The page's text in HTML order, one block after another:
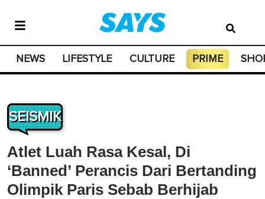
NEWS LIFESTYLE CULTURE PRIME
SEISMIK
Atlet Luah Rasa Kesal, Di
‘Banned’ Perancis Dari Bertanding
Olimpik Paris Sebab Berhijab